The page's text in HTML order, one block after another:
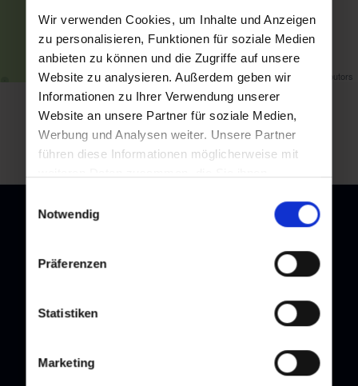
Wir verwenden Cookies, um Inhalte und Anzeigen
zu personalisieren, Funktionen für soziale Medien
anbieten zu können und die Zugriffe auf unsere
Website zu analysieren. Außerdem geben wir
Informationen zu Ihrer Verwendung unserer
Website an unsere Partner für soziale Medien,
Werbung und Analysen weiter. Unsere Partner
führen diese Informationen möglicherweise mit
Nutzung der Dienste gesammelt haben.
Notwendig
Präferenzen
Statistiken
Marketing
Map data ©OpenStreetMap contributors
back to overview
Subscribe to our newsletter and stay up to date!